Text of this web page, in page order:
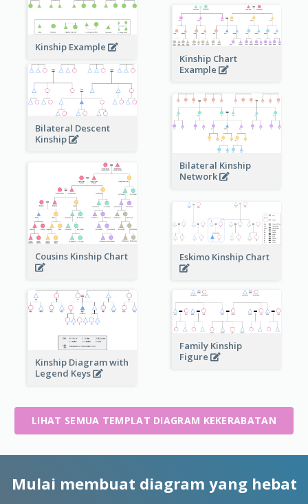
Kinship Example
Kinship Chart
Example
Bilateral Descent
Kinship
Bilateral Kinship
Network
Cousins Kinship Chart Eskimo Kinship Chart
Kinship Diagram with
Legend Keys
Family Kinship
Figure
LIHAT SEMUA TEMPLAT DIAGRAM KEKERABATAN
Mulai membuat diagram yang hebat